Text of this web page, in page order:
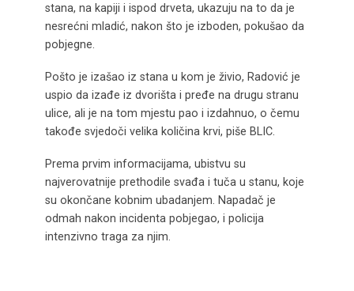
stana, na kapiji i ispod drveta, ukazuju na to da je
nesrećni mladić, nakon što je izboden, pokušao da
pobjegne.
Pošto je izašao iz stana u kom je živio, Radović je
uspio da izađe iz dvorišta i pređe na drugu stranu
ulice, ali je na tom mjestu pao i izdahnuo, o čemu
takođe svjedoči velika količina krvi, piše BLIC.
Prema prvim informacijama, ubistvu su
najverovatnije prethodile svađa i tuča u stanu, koje
su okončane kobnim ubadanjem. Napadač je
odmah nakon incidenta pobjegao, i policija
intenzivno traga za njim.